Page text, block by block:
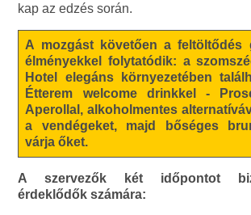
kap az edzés során.
A mozgást követően a feltöltődés
élményekkel folytatódik: a
Hotel elegáns környezetében
Étterem welcome drinkkel -
Aperollal, alkoholmentes
a vendégeket, majd bőséges
várja őket.
A szervezők két időpontot
érdeklődők számára: